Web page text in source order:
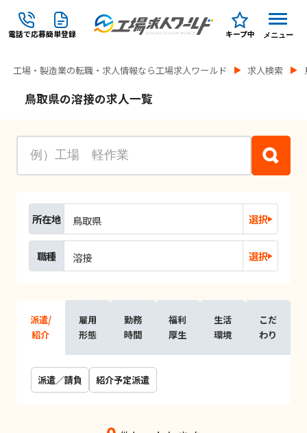
電話で応募簡単登録 キープ中 メニュー
工場・製造業の転職・求人情報なら工場求人ワールド 求人検索
鳥取県の溶接の求人一覧
所在地 鳥取県 選択
職種 溶接 選択
派遣/
紹介
雇用
形態
勤務
時間
福利
厚生
生活
環境
こだ
わり
派遣／請負 紹介予定派遣